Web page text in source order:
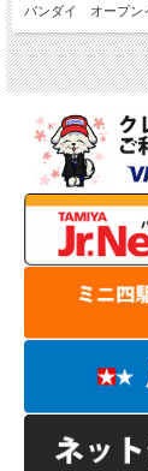
バンダイ オープン